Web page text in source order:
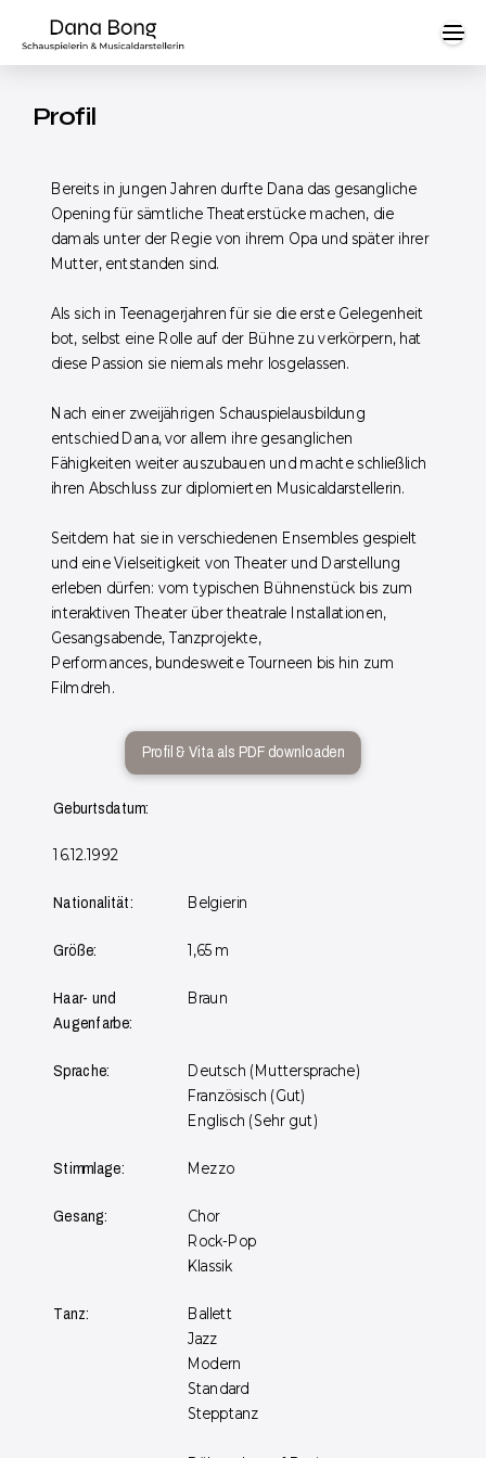
Profil
Bereits in jungen Jahren durfte Dana das gesangliche
Opening für sämtliche Theaterstücke machen, die
damals unter der Regie von ihrem Opa und später ihrer
Mutter, entstanden sind.
Als sich in Teenagerjahren für sie die erste Gelegenheit
bot, selbst eine Rolle auf der Bühne zu verkörpern, hat
diese Passion sie niemals mehr losgelassen.
Nach einer zweijährigen Schauspielausbildung
entschied Dana, vor allem ihre gesanglichen
Fähigkeiten weiter auszubauen und machte schließlich
ihren Abschluss zur diplomierten Musicaldarstellerin.
Seitdem hat sie in verschiedenen Ensembles gespielt
und eine Vielseitigkeit von Theater und Darstellung
erleben dürfen: vom typischen Bühnenstück bis zum
interaktiven Theater über theatrale Installationen,
Gesangsabende, Tanzprojekte,
Performances, bundesweite Tourneen bis hin zum
Filmdreh.
Profil & Vita als PDF downloaden
Geburtsdatum:
16.12.1992
Nationalität: Belgierin
Größe: 1,65 m
Haar- und
Augenfarbe:
Braun
Sprache:
Deutsch (Muttersprache)
Französisch (Gut)
Englisch (Sehr gut)
Stimmlage: Mezzo
Gesang:
Chor
Rock-Pop
Klassik
Tanz:
Ballett
Jazz
Modern
Standard
Stepptanz